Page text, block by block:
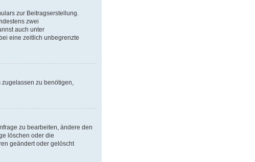
zur Beitragserstellung.
zwei
auch unter
eine zeitlich unbegrenzte
zu benötigen,
zu bearbeiten, ändere den
löschen oder die
geändert oder gelöscht